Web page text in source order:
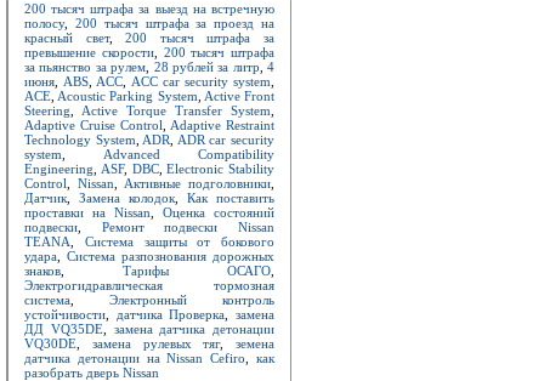
200 тысяч штрафа за выезд на встречную
полосу, 200 тысяч штрафа за проезд на
красный свет,200 тысяч штрафа за
превышение скорости, 200 тысяч штрафа
за пьянство за рулем 28 рублей за литр 4
июня
ABS ACC ACC car security system
ACE Acoustic Parking System Active Front
Steering
Active Torque Transfer System
Adaptive Cruise Control
Adaptive Restraint
Technology System ADR
ADR car security
system
Advanced Compatibility
Engineering
ASF, DBC,Electronic Stability
Control
Nissan Активные подголовники
Датчик
Замена колодок
Как поставить
проставки на Nissan
Оценка состояний
подвески
Ремонт подвески Nissan
TEANA
Система защиты от бокового
удара
Система разпознования дорожных
знаков
Тарифы ОСАГО
Электрогидравлическая тормозная
система
Электронный контроль
устойчивости
датчика Проверка ,замена
ДД VQ35DE, замена датчика детонации
VQ30DE
замена рулевых тяг, земена
датчика детонации на Nissan Cefiro
,как
разобрать дверь Nissan